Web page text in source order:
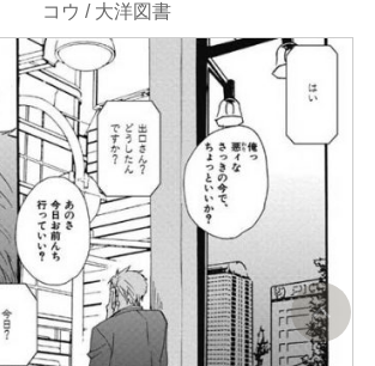
コウ / 大洋図書